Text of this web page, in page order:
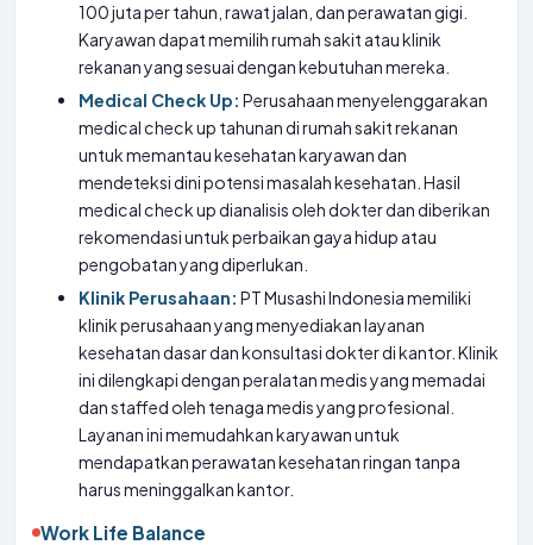
100 juta per tahun, rawat jalan, dan perawatan gigi.
Karyawan dapat memilih rumah sakit atau klinik
rekanan yang sesuai dengan kebutuhan mereka.
Medical Check Up: Perusahaan menyelenggarakan
medical check up tahunan di rumah sakit rekanan
untuk memantau kesehatan karyawan dan
mendeteksi dini potensi masalah kesehatan. Hasil
medical check up dianalisis oleh dokter dan diberikan
rekomendasi untuk perbaikan gaya hidup atau
pengobatan yang diperlukan.
Klinik Perusahaan: PT Musashi Indonesia memiliki
klinik perusahaan yang menyediakan layanan
kesehatan dasar dan konsultasi dokter di kantor. Klinik
ini dilengkapi dengan peralatan medis yang memadai
dan staffed oleh tenaga medis yang profesional.
Layanan ini memudahkan karyawan untuk
mendapatkan perawatan kesehatan ringan tanpa
harus meninggalkan kantor.
Work Life Balance